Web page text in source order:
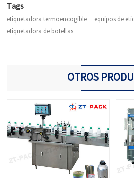
Tags
etiquetadora termoencogible
equipos de
etiquetadora de botellas
OTROS